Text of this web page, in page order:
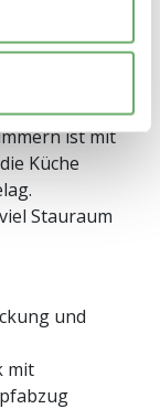
und
ist mit
Küche
Stauraum
und
mit